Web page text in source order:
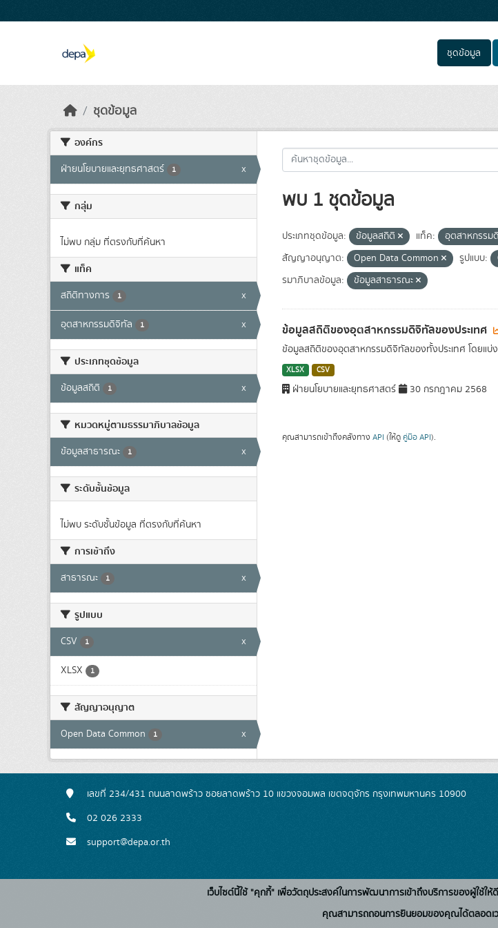
ชุดข้อมูล
ชุดข้อมูล
องค์กร
ฝ่ายนโยบายและยุทธศาสตร์ 1 x
กลุ่ม
ไม่พบ กลุ่ม ที่ตรงกับที่ค้นหา
แท็ค
สถิติทางการ 1 x
อุตสาหกรรมดิจิทัล 1 x
ประเภทชุดข้อมูล
ข้อมูลสถิติ 1 x
หมวดหมู่ตามธรรมาภิบาลข้อมูล
ข้อมูลสาธารณะ 1 x
ระดับชั้นข้อมูล
ไม่พบ ระดับชั้นข้อมูล ที่ตรงกับที่ค้นหา
การเข้าถึง
สาธารณะ 1 x
รูปแบบ
CSV 1 x
XLSX 1
สัญญาอนุญาต
Open Data Common 1 x
พบ 1 ชุดข้อมูล
ประเภทชุดข้อมูล: ข้อมูลสถิติ แท็ค: อุตสาหกรรม
สัญญาอนุญาต:
Open Data Common รูปแบบ:
รมาภิบาลข้อมูล:
ข้อมูลสาธารณะ
ข้อมูลสถิติของอุตสาหกรรมดิจิทัลของประเทศ
ข้อมูลสถิติของอุตสาหกรรมดิจิทัลของทั้งประเทศ โดยแบ่
XLSX CSV
ฝ่ายนโยบายและยุทธศาสตร์ 30 กรกฎาคม 2568
คุณสามารถเข้าถึงคลังทาง API (ให้ดู คู่มือ API).
เลขที่ 234/431 ถนนลาดพร้าว ซอยลาดพร้าว 10 แขวงจอมพล เขตจตุจักร กรุงเทพมหานคร 10900
02 026 2333
support@depa.or.th
เว็บไซต์นี้ใช้ "คุกกี้" เพื่อวัตถุประสงค์ในการพัฒนาการเข้าถึงบริการของผู้ใช้
คุณสามารถถอนการยินยอมของคุณได้ตลอดเ